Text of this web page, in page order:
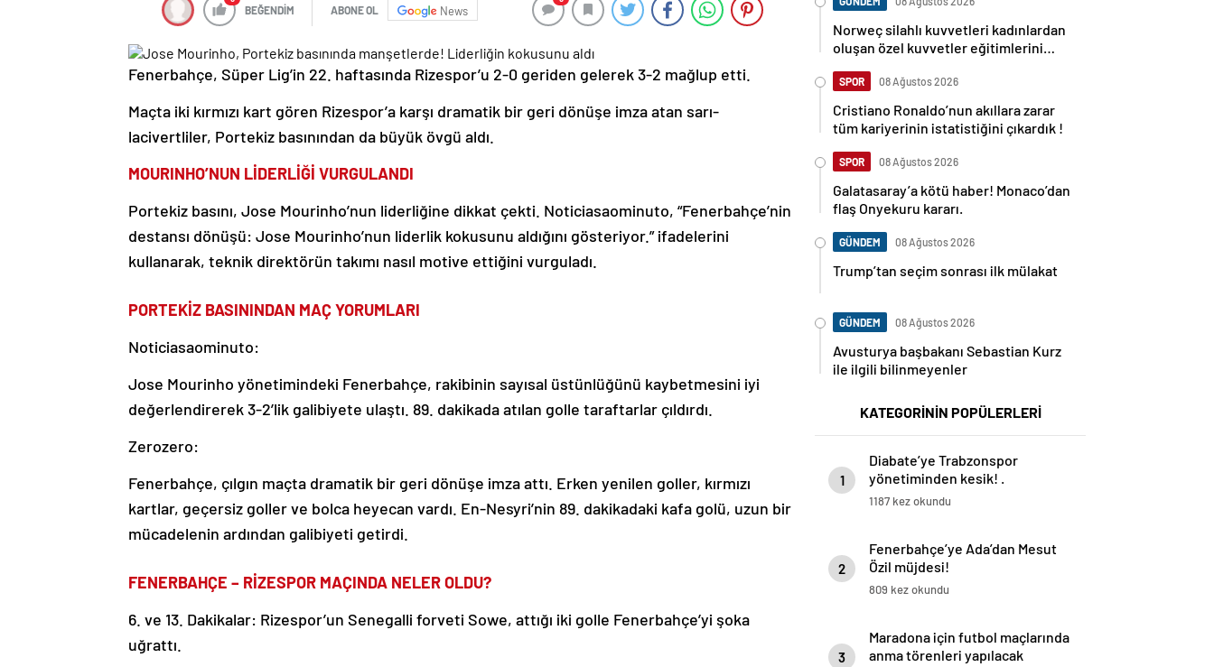
BEĞENDİM ABONE OL News
Fenerbahçe, Süper Lig’in 22. haftasında Rizespor’u 2-0 geriden gelerek 3-2 mağlup etti.
Maçta iki kırmızı kart gören Rizespor’a karşı dramatik bir geri dönüşe imza atan sarı-
lacivertliler, Portekiz basınından da büyük övgü aldı.
MOURINHO’NUN LİDERLİĞİ VURGULANDI
Portekiz basını, Jose Mourinho’nun liderliğine dikkat çekti. Noticiasaominuto, “Fenerbahçe’nin
destansı dönüşü: Jose Mourinho’nun liderlik kokusunu aldığını gösteriyor.” ifadelerini
kullanarak, teknik direktörün takımı nasıl motive ettiğini vurguladı.
PORTEKİZ BASININDAN MAÇ YORUMLARI
Noticiasaominuto:
Jose Mourinho yönetimindeki Fenerbahçe, rakibinin sayısal üstünlüğünü kaybetmesini iyi
değerlendirerek 3-2’lik galibiyete ulaştı. 89. dakikada atılan golle taraftarlar çıldırdı.
Zerozero:
Fenerbahçe, çılgın maçta dramatik bir geri dönüşe imza attı. Erken yenilen goller, kırmızı
kartlar, geçersiz goller ve bolca heyecan vardı. En-Nesyri’nin 89. dakikadaki kafa golü, uzun bir
mücadelenin ardından galibiyeti getirdi.
FENERBAHÇE – RİZESPOR MAÇINDA NELER OLDU?
6. ve 13. Dakikalar: Rizespor’un Senegalli forveti Sowe, attığı iki golle Fenerbahçe’yi şoka
uğrattı.
Norweç silahlı kuvvetleri kadınlardan
oluşan özel kuvvetler eğitimlerini
SPOR 08 Ağustos 2026
Cristiano Ronaldo’nun akıllara zarar
tüm kariyerinin istatistiğini çıkardık !
SPOR 08 Ağustos 2026
Galatasaray’a kötü haber! Monaco’dan
flaş Onyekuru kararı.
GÜNDEM 08 Ağustos 2026
Trump’tan seçim sonrası ilk mülakat
GÜNDEM 08 Ağustos 2026
Avusturya başbakanı Sebastian Kurz
ile ilgili bilinmeyenler
KATEGORİNİN POPÜLERLERİ
1
Diabate’ye Trabzonspor
yönetiminden kesik! .
1187 kez okundu
2
Fenerbahçe’ye Ada’dan Mesut
Özil müjdesi!
809 kez okundu
3
Maradona için futbol maçlarında
anma törenleri yapılacak